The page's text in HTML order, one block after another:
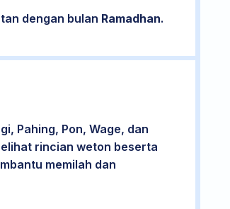
dengan bulan Ramadhan.
Pahing, Pon, Wage, dan
rincian weton beserta
memilah dan